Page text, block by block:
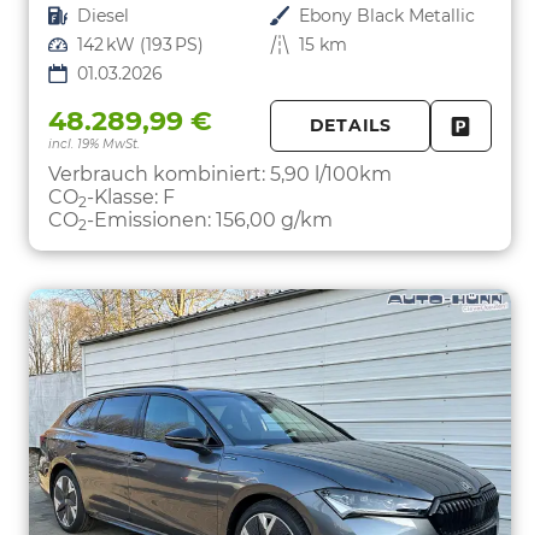
Kraftstoff Diesel Außenfarbe Ebony Black Metallic
Leistung 142 kW (193 PS) Kilometerstand 15 km
01.03.2026
48.289,99 €
incl. 19% MwSt.
DETAILS
Verbrauch kombiniert: 5,90 l/100km
CO2-Klasse: F
CO2-Emissionen: 156,00 g/km